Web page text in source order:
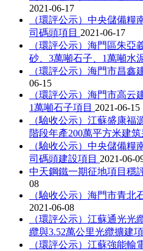
2021-06-17
（環評公示）中央儲備
司碼頭項目 2021-06-17
（環評公示）海門區朱亞
砂、3萬噸石子、1萬噸水
（環評公示）海門市昌鑫
06-15
（環評公示）海門市高云
1萬噸石子項目 2021-06-15
（驗收公示）江蘇盛康福
階段年產200萬平方米建
（驗收公示）中央儲備
司碼頭建設項目 2021-06-
中天鋼鐵一期征地項目穩
08
（驗收公示）海門市青北
2021-06-08
（環評公示）江蘇通光光
纜與3.52萬公里光纜擴建
（環評公示）江蘇強能輸